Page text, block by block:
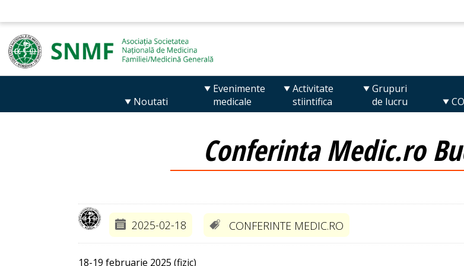
Noutati
Evenimente
medicale
Activitate
stiintifica
Grupuri
de lucru
Conferinta Medic.ro
2025-02-18 CONFERINTE MEDIC.RO
18-19 februarie 2025 (fizic)